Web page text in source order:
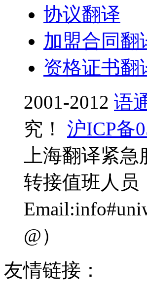
协议翻译
加盟合同翻
资格证书翻
2001-2012 语
究！
沪ICP备
上海翻译紧
转接值班人员
@）
友情链接：